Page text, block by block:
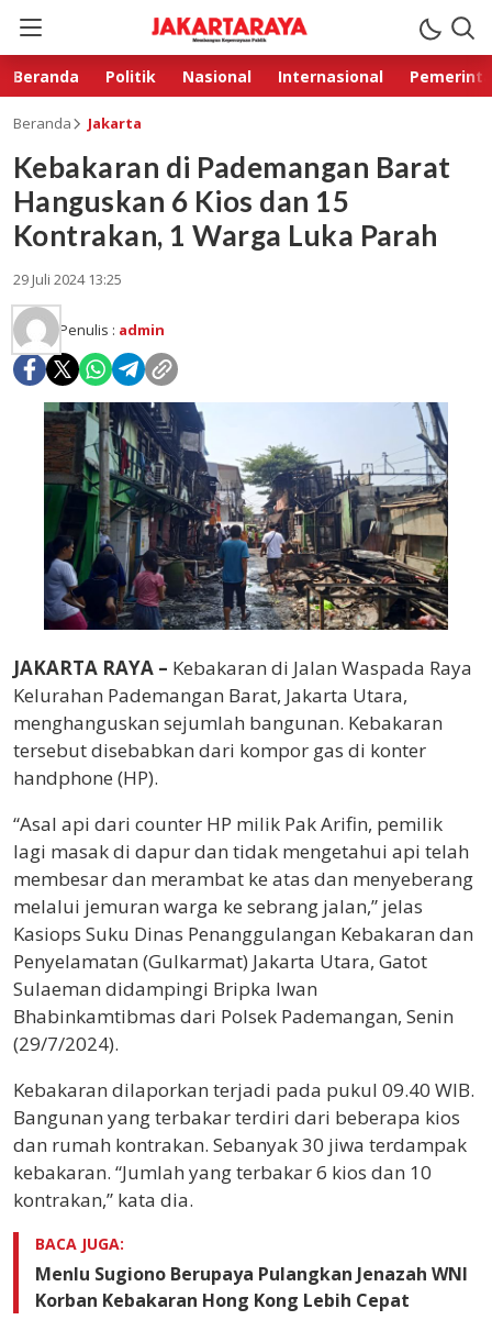
Beranda Politik Nasional Internasional
Beranda Jakarta
Kebakaran di Pademangan Barat
Hanguskan 6 Kios dan 15
Kontrakan, 1 Warga Luka Parah
29 Juli 2024 13:25
Penulis : admin
JAKARTA RAYA – Kebakaran di Jalan Waspada Raya
Kelurahan Pademangan Barat, Jakarta Utara,
menghanguskan sejumlah bangunan. Kebakaran
tersebut disebabkan dari kompor gas di konter
handphone (HP).
“Asal api dari counter HP milik Pak Arifin, pemilik
lagi masak di dapur dan tidak mengetahui api telah
membesar dan merambat ke atas dan menyeberang
melalui jemuran warga ke sebrang jalan,” jelas
Kasiops Suku Dinas Penanggulangan Kebakaran dan
Penyelamatan (Gulkarmat) Jakarta Utara, Gatot
Sulaeman didampingi Bripka Iwan
Bhabinkamtibmas dari Polsek Pademangan, Senin
(29/7/2024).
Kebakaran dilaporkan terjadi pada pukul 09.40 WIB.
Bangunan yang terbakar terdiri dari beberapa kios
dan rumah kontrakan. Sebanyak 30 jiwa terdampak
kebakaran. “Jumlah yang terbakar 6 kios dan 10
kontrakan,” kata dia.
BACA JUGA:
Menlu Sugiono Berupaya Pulangkan Jenazah WNI
Korban Kebakaran Hong Kong Lebih Cepat